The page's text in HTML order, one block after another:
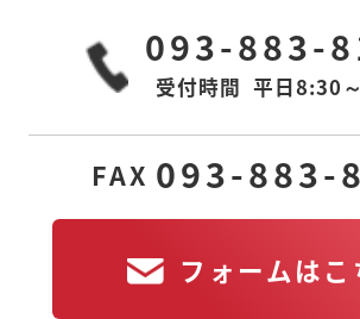
福岡県北九州市八幡
西区熊手
1丁目3番6号MGビル
山口県
アーバ
〒105-0011
東京都港区芝公園2丁
アルティス芝公園
〒808-
福岡県
093-883-
受付時間 平日8:30
FAX 093-883-
フォームはこ